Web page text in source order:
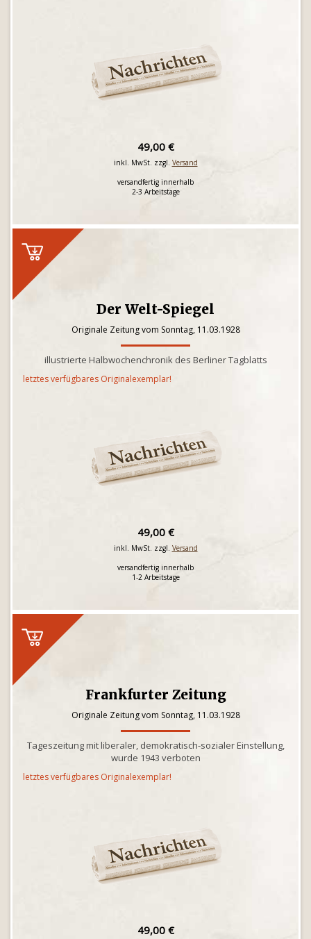
49,00 €
inkl. MwSt. zzgl. Versand
versandfertig innerhalb
2-3 Arbeitstage
Der Welt-Spiegel
Originale Zeitung vom Sonntag, 11.03.1928
illustrierte Halbwochenchronik des Berliner Tagblatts
letztes verfügbares Originalexemplar!
49,00 €
inkl. MwSt. zzgl. Versand
versandfertig innerhalb
1-2 Arbeitstage
Frankfurter Zeitung
Originale Zeitung vom Sonntag, 11.03.1928
Tageszeitung mit liberaler, demokratisch-sozialer Einstellung,
wurde 1943 verboten
letztes verfügbares Originalexemplar!
49,00 €